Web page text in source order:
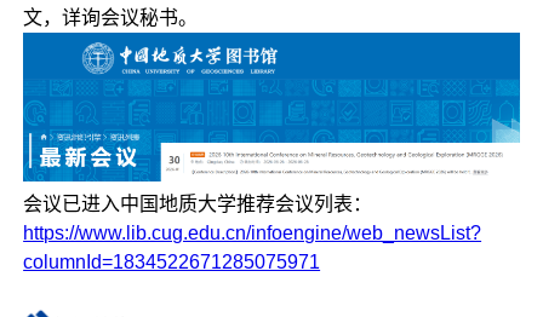
文，详询会议秘书。
会议已进入中国地质大学推荐会议列表：
https://www.lib.cug.edu.cn/infoengine/web_newsList?
columnId=1834522671285075971